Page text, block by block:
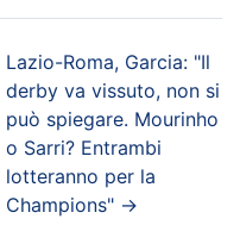
Lazio-Roma, Garcia: "Il
derby va vissuto, non si
può spiegare. Mourinho
o Sarri? Entrambi
lotteranno per la
Champions" →